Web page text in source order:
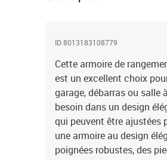
ID 8013183108779
Cette armoire de
est un excellent choix
garage, débarras ou
besoin dans un design
qui peuvent être ajustées
une armoire au design
poignées robustes, des